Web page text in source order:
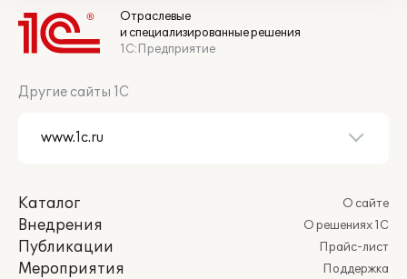
Отраслевые
и специализированные решения
1С:Предприятие
Другие сайты 1С
Каталог
Внедрения
Публикации
Мероприятия
О сайте
О решениях 1С
Прайс-лист
Поддержка